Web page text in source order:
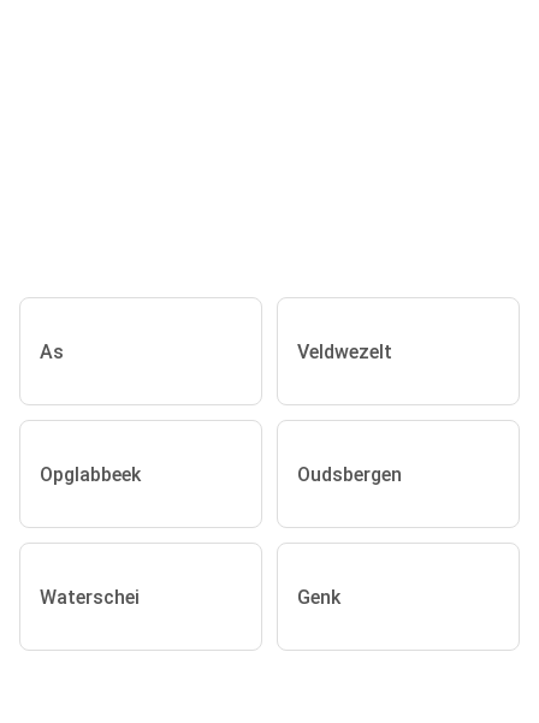
As Veldwezelt
Opglabbeek Oudsbergen
Waterschei Genk